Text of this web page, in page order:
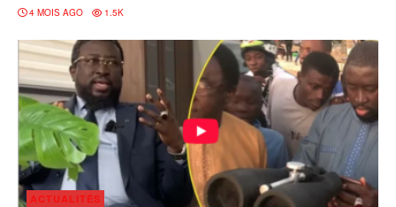
4 MOIS AGO 1.5K
ACTUALITÉS